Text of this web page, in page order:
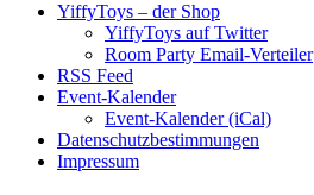
YiffyToys – der Shop
YiffyToys auf Twitter
Room Party Email-Verteiler
RSS Feed
Event-Kalender
Event-Kalender (iCal)
Datenschutzbestimmungen
Impressum